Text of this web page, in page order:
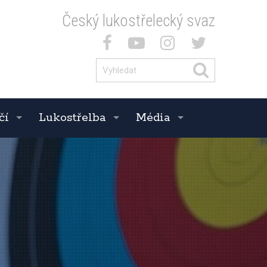
Český lukostřelecký svaz
Lukostřelba Média